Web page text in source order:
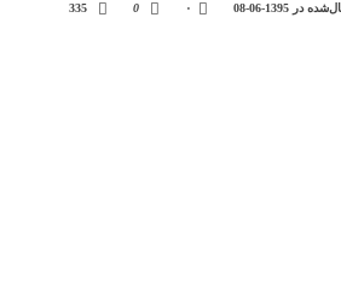
در 1395-06-08 ۰ 0